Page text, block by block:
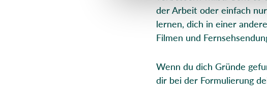
der Arbeit oder einfach
lernen, dich in einer
Filmen und
Wenn du dich Gründe
dir bei der Formulierung